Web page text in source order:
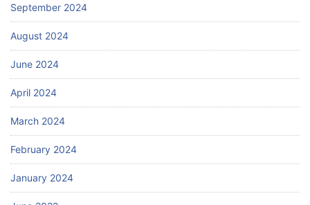
September 2024
August 2024
June 2024
April 2024
March 2024
February 2024
January 2024